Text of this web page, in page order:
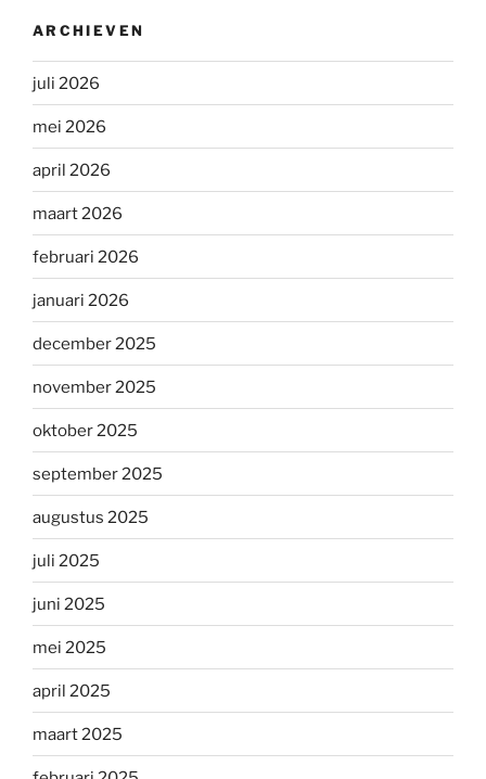
ARCHIEVEN
juli 2026
mei 2026
april 2026
maart 2026
februari 2026
januari 2026
december 2025
november 2025
oktober 2025
september 2025
augustus 2025
juli 2025
juni 2025
mei 2025
april 2025
maart 2025